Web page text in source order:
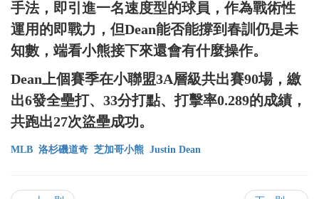
手法，即引進一名速度型的球員，作為戰術性
運用的即戰力，但Dean能否能撐到春訓仍是未
知數，端看小熊接下來還會有什麼操作。
Dean上個賽季在小聯盟3A層級共出賽90場，繳
出6發全壘打、33分打點、打擊率0.289的成績，
共跑出27次盜壘成功。
MLB 洛杉磯道奇 芝加哥小熊 Justin Dean